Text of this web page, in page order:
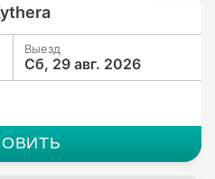
Выезд
Сб, 29 авг. 2026